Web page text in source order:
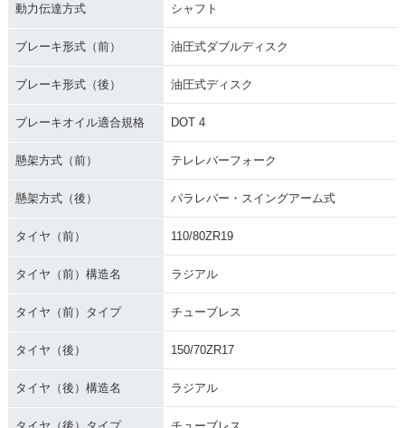
動力伝達方式 シャフト
ブレーキ形式（前） 油圧式ダブルディスク
ブレーキ形式（後） 油圧式ディスク
ブレーキオイル適合規格 DOT 4
懸架方式（前） テレレバーフォーク
懸架方式（後） パラレバー・スイングアーム式
タイヤ（前） 110/80ZR19
タイヤ（前）構造名 ラジアル
タイヤ（前）タイプ チューブレス
タイヤ（後） 150/70ZR17
タイヤ（後）構造名 ラジアル